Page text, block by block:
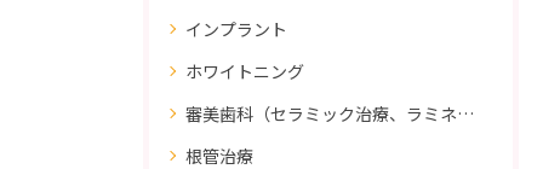
インプラント
ホワイトニング
審美歯科（セラミック治療、ラミネートべニア、ダイレクトボンディング）
根管治療